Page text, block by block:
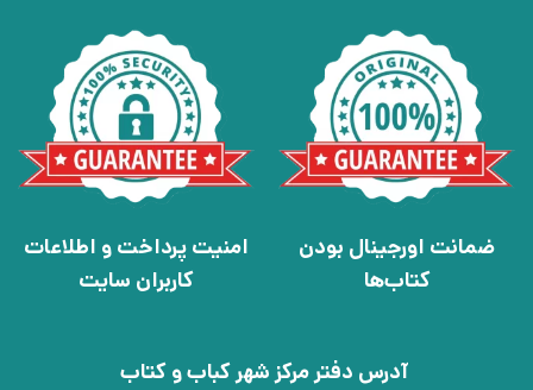
ضمانت اورجینال بودن
کتاب‌ها
امنیت پرداخت و اطلاعات
کاربران سایت
آدرس دفتر مرکز شهر کباب و کتاب